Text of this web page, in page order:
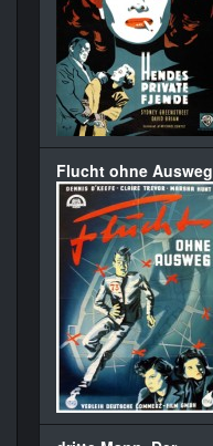
Flucht ohne Ausweg